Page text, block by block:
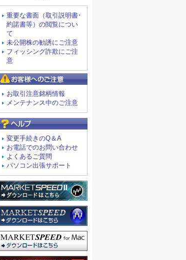
重要な書面（取引説明書･
約諾書等）の閲覧につい
て
未公開株の勧誘にご注意
フィッシング詐欺にご注
意
お取引注意銘柄情報
メンテナンス中のご注意
変更手続きのQ＆A
お電話でのお問い合わせ
よくあるご質問
パソコン出張サポート